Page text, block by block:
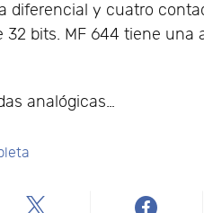
diferencial y cuatro
32 bits. MF 644 tiene
analógicas…